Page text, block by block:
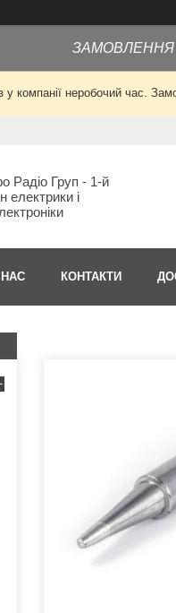
у компанії неробочий час.
Радіо Груп - 1-й
електрики і
КОНТАКТИ